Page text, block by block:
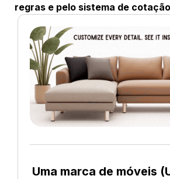
regras e pelo sistema de
Uma marca de móveis